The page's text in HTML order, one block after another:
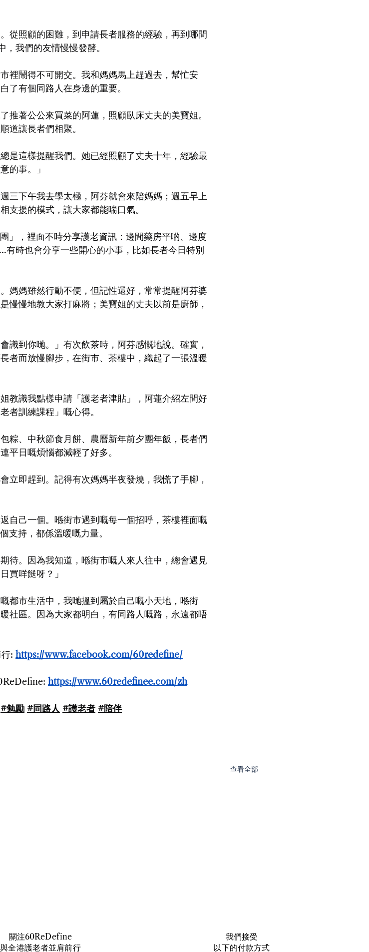
從照顧的困難，到申請長者服務的經驗，再到哪間
我們的友情慢慢發酵。
裡鬧得不可開交。我和媽媽馬上趕過去，幫忙安
了有個同路人在身邊的重要。
推著公公來買菜的阿蓮，照顧臥床丈夫的美寶姐。
道讓長者們相聚。
是這樣提醒我們。她已經照顧了丈夫十年，經驗最
的事。」
三下午我去學太極，阿芬就會來陪媽媽；週五早上
支援的模式，讓大家都能喘口氣。
」，裡面不時分享護老資訊：邊間藥房平啲、邊度
時也會分享一些開心的小事，比如長者今日特別
媽媽雖然行動不便，但記性還好，常常提醒阿芬婆
慢慢地教大家打麻將；美寶姐的丈夫以前是廚師，
識到你哋。」有次飲茶時，阿芬感慨地說。確實，
者而放慢腳步，在街市、茶樓中，織起了一張溫暖
教識我點樣申請「護老者津貼」，阿蓮介紹左間好
者訓練課程」嘅心得。
粽、中秋節食月餅、農曆新年前夕團年飯，長者們
平日嘅煩惱都減輕了好多。
立即趕到。記得有次媽媽半夜發燒，我慌了手腳，
自己一個。喺街市遇到嘅每一個招呼，茶樓裡面嘅
支持，都係溫暖嘅力量。
待。因為我知道，喺街市嘅人來人往中，總會遇見
買咩餸呀？」
都市生活中，我哋搵到屬於自己嘅小天地，喺街
社區。因為大家都明白，有同路人嘅路，永遠都唔
: https://www.facebook.com/60redefine/
https://www.60redefinee.com/zh
#勉勵 #同路人 #護老者 #陪伴
查看全部
​關注60ReDefine
與全港護老者並肩前行
我們接受
以下的付款方式